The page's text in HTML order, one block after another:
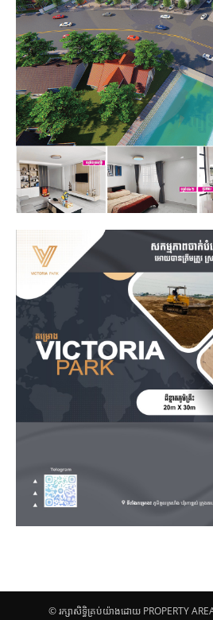
© រក្សាសិទ្ធិគ្រប់យ៉ាងដោយ PROPERTY